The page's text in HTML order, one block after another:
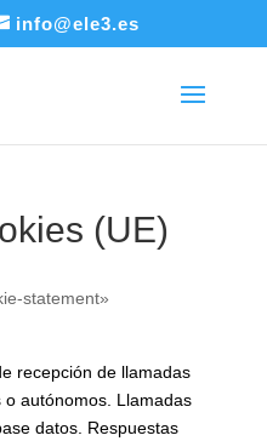
info@ele3.es
(UE)
statement»
recepción de llamadas
autónomos. Llamadas
datos. Respuestas